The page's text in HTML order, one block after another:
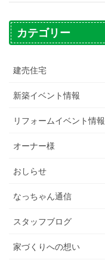
カテゴリー
建売住宅
新築イベント情報
リフォームイベント情報
オーナー様
おしらせ
なっちゃん通信
スタッフブログ
家づくりへの想い